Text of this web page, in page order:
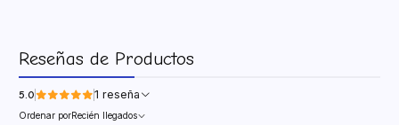
Reseñas de Productos
5.0 1 reseña
Ordenar porRecién llegados